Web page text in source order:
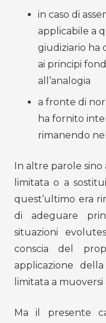
in caso di
applicabile a
giudiziario ha
ai principi
all’analogia
a fronte di
ha fornito
rimanendo
In altre parole
limitata o a
quest’ultimo era
di adeguare
situazioni
conscia del
applicazione
limitata a
Ma il presente